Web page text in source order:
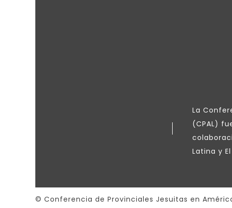
La
(CPAL)
Latina y
© Conferencia de Provinciales Jesuitas en